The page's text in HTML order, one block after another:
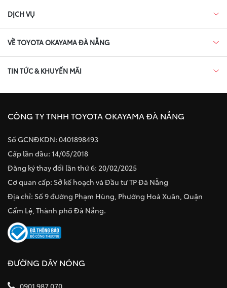
DỊCH VỤ
VỀ TOYOTA OKAYAMA ĐÀ NẴNG
TIN TỨC & KHUYẾN MÃI
CÔNG TY TNHH TOYOTA OKAYAMA ĐÀ NẴNG
Số GCNĐKDN: 0401898493
Cấp lần đầu: 14/05/2018
Đăng ký thay đổi lần thứ 6: 20/02/2025
Cơ quan cấp: Sở kế hoạch và Đầu tư TP Đà Nẵng
Địa chỉ: Số 9 đường Phạm Hùng, Phường Hoà Xuân, Quận
Cẩm Lệ, Thành phố Đà Nẵng.
ĐƯỜNG DÂY NÓNG